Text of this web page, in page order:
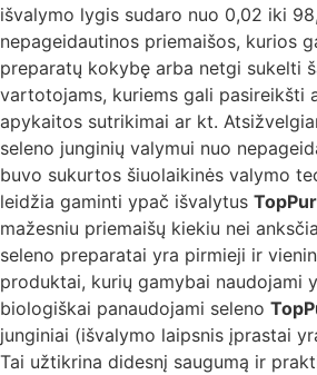
išvalymo lygis sudaro nuo 0,02 iki
nepageidautinos priemaišos, kurios
preparatų kokybę arba netgi sukelti
vartotojams, kuriems gali pasireikšti
apykaitos sutrikimai ar kt.
seleno junginių valymui nuo
buvo sukurtos šiuolaikinės valymo
leidžia gaminti ypač išvalytus
mažesniu priemaišų kiekiu nei
seleno preparatai yra pirmieji ir
produktai, kurių gamybai naudojami
biologiškai panaudojami seleno
junginiai (išvalymo laipsnis įprastai
Tai užtikrina didesnį saugumą ir